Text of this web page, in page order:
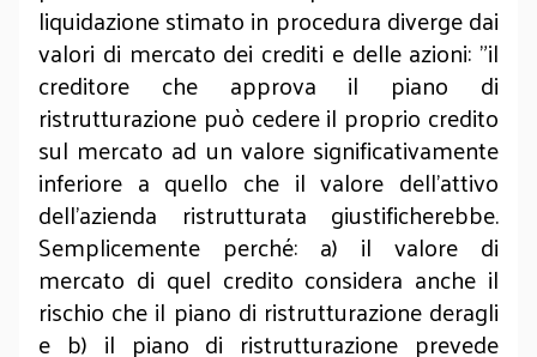
liquidazione stimato in procedura diverge dai
valori di mercato dei crediti e delle azioni: "il
creditore che approva il piano di
ristrutturazione può cedere il proprio credito
sul mercato ad un valore significativamente
inferiore a quello che il valore dell’attivo
dell’azienda ristrutturata giustificherebbe.
Semplicemente perché: a) il valore di
mercato di quel credito considera anche il
rischio che il piano di ristrutturazione deragli
e b) il piano di ristrutturazione prevede